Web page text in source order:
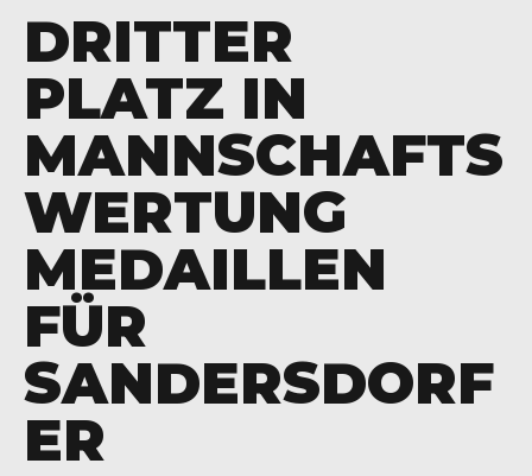
DRITTER
PLATZ IN
MANNSCHAFTS
WERTUNG
MEDAILLEN
FÜR
SANDERSDORF
ER